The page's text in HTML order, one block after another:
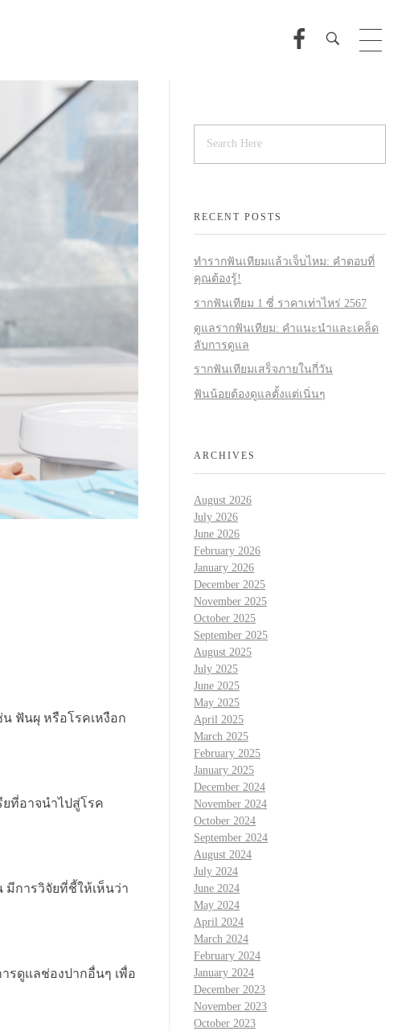
ฟันผุ หรือโรคเหงือก
ที่อาจนำไปสู่โรค
การวิจัยที่ชี้ให้เห็นว่า
รดูแลช่องปากอื่นๆ เพื่อ
RECENT POSTS
ทำรากฟันเทียมแล้วเจ็บไหม: คำตอบที่
คุณต้องรู้!
รากฟันเทียม 1 ซี่ ราคาเท่าไหร่ 2567
ดูแลรากฟันเทียม: คำแนะนำและเคล็ด
ลับการดูแล
รากฟันเทียมเสร็จภายในกี่วัน
ฟันน้อยต้องดูแลตั้งแต่เนิ่นๆ
ARCHIVES
August 2026
July 2026
June 2026
February 2026
January 2026
December 2025
November 2025
October 2025
September 2025
August 2025
July 2025
June 2025
May 2025
April 2025
March 2025
February 2025
January 2025
December 2024
November 2024
October 2024
September 2024
August 2024
July 2024
June 2024
May 2024
April 2024
March 2024
February 2024
January 2024
December 2023
November 2023
October 2023